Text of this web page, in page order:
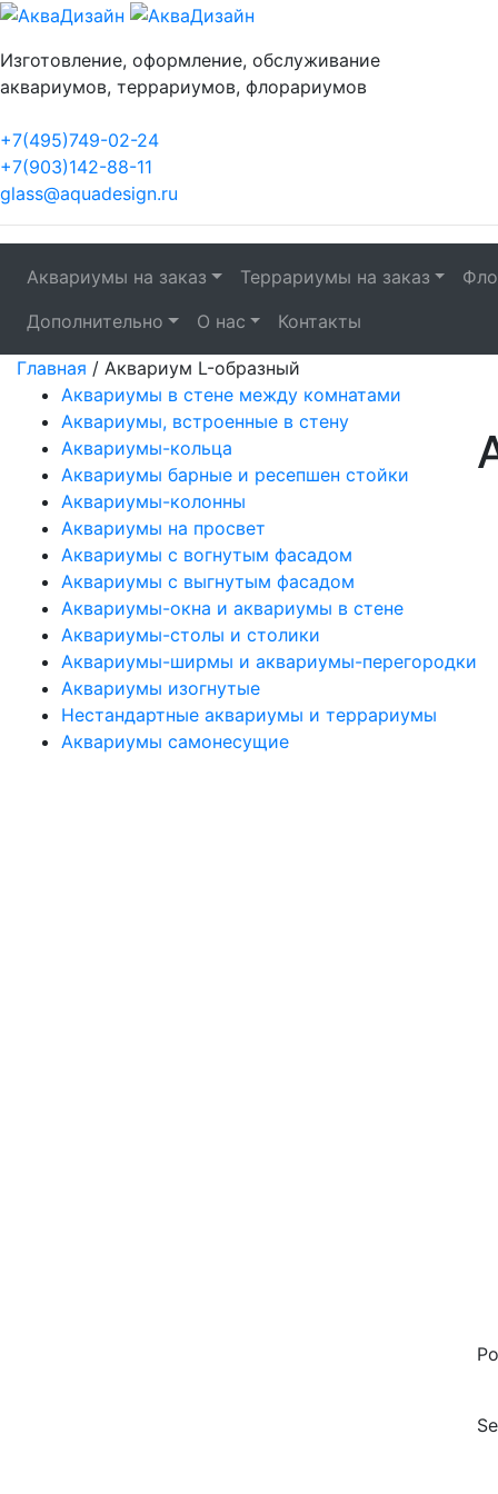
Изготовление, оформление, обслуживание
аквариумов, террариумов, флорариумов
+7(495)749-02-24
+7(903)142-88-11
glass@aquadesign.ru
Аквариумы на заказ Террариумы на заказ
Дополнительно
О нас Контакты
Главная / Аквариум L-образный
Аквариумы в стене между комнатами
Аквариумы, встроенные в стену
Аквариумы-кольца
Аквариумы барные и ресепшен стойки
Аквариумы-колонны
Аквариумы на просвет
Аквариумы с вогнутым фасадом
Аквариумы с выгнутым фасадом
Аквариумы-окна и аквариумы в стене
Аквариумы-столы и столики
Аквариумы-ширмы и аквариумы-перегородки
Аквариумы изогнутые
Нестандартные аквариумы и террариумы
Аквариумы самонесущие